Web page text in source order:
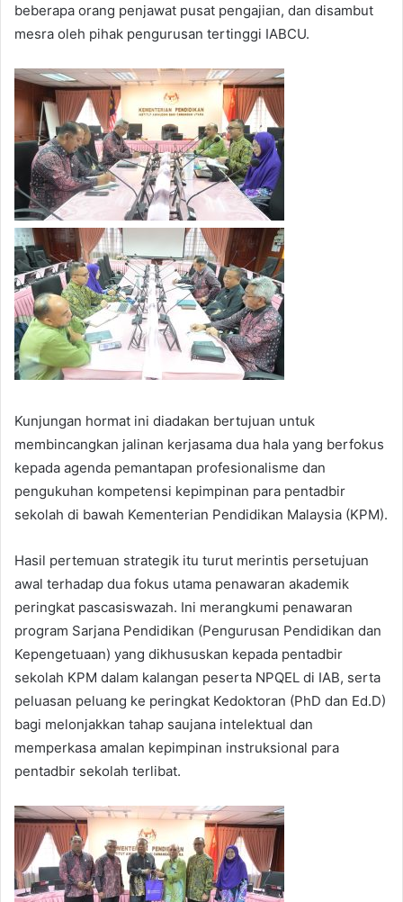
beberapa orang penjawat pusat pengajian, dan disambut
mesra oleh pihak pengurusan tertinggi IABCU.
Kunjungan hormat ini diadakan bertujuan untuk
membincangkan jalinan kerjasama dua hala yang berfokus
kepada agenda pemantapan profesionalisme dan
pengukuhan kompetensi kepimpinan para pentadbir
sekolah di bawah Kementerian Pendidikan Malaysia (KPM).
Hasil pertemuan strategik itu turut merintis persetujuan
awal terhadap dua fokus utama penawaran akademik
peringkat pascasiswazah. Ini merangkumi penawaran
program Sarjana Pendidikan (Pengurusan Pendidikan dan
Kepengetuaan) yang dikhususkan kepada pentadbir
sekolah KPM dalam kalangan peserta NPQEL di IAB, serta
peluasan peluang ke peringkat Kedoktoran (PhD dan Ed.D)
bagi melonjakkan tahap saujana intelektual dan
memperkasa amalan kepimpinan instruksional para
pentadbir sekolah terlibat.